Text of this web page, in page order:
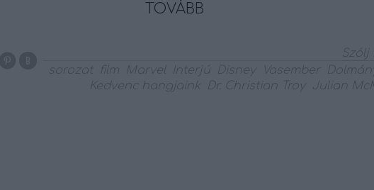
TOVÁBB
Szólj
sorozat
film Marvel Interjú Disney Vasember
Kedvenc hangjaink
Dr. Christian Troy Julian